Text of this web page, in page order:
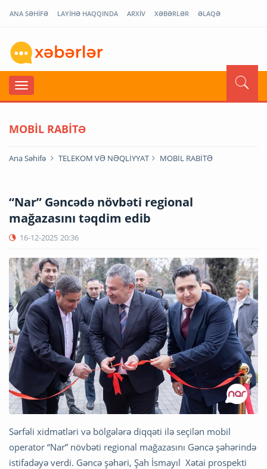
ANA SƏHİFƏ LAYİHƏ HAQQINDA ARXİV XƏBƏRLƏR ƏLAQƏ
MOBİL RABİTƏ
Ana Səhifə TELEKOM VƏ NƏQLİYYAT MOBİL RABİTƏ
“Nar” Gəncədə növbəti regional
mağazasını təqdim edib
16-12-2025 20:36
Sərfəli xidmətləri və bölgələrə diqqəti ilə seçilən mobil
operator “Nar” növbəti regional mağazasını Gəncə şəhərində
istifadəyə verdi. Gəncə şəhəri, Şah İsmayıl Xətai prospekti